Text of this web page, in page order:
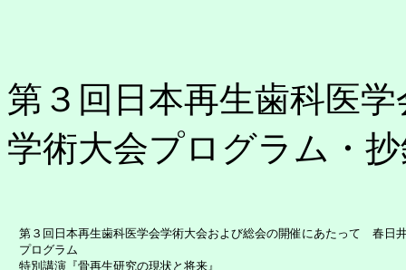
第３回日本再生歯科医
学術大会プログラム・
第３回日本再生歯科医学会学術大会および総会の開催にあたって　春
プログラム　　　　　　　　　　　　　　　　　　　　　　　　　　
特別講演『骨再生研究の現状と将来』